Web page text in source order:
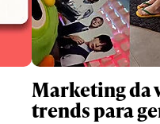
Marketing da
trends para